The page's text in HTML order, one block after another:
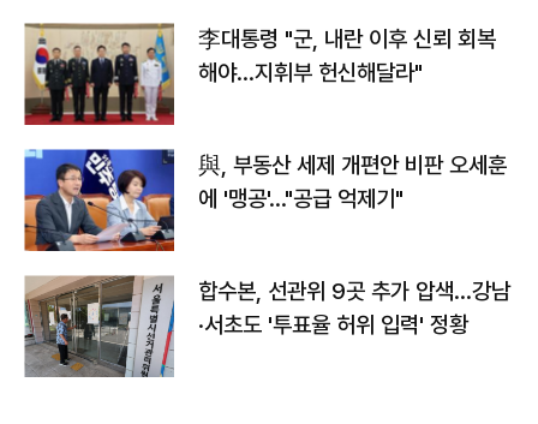
李대통령 "군, 내란 이후 신뢰 회복
해야…지휘부 헌신해달라"
與, 부동산 세제 개편안 비판 오세훈
에 '맹공'…"공급 억제기"
합수본, 선관위 9곳 추가 압색…강남
·서초도 '투표율 허위 입력' 정황